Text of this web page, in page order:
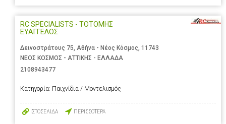
RC SPECIALISTS - ΤΟΤΟΜΗΣ
ΕΥΑΓΓΕΛΟΣ
Δεινοστράτους 75, Αθήνα - Νέος Κόσμος, 11743
ΝΕΟΣ ΚΟΣΜΟΣ - ΑΤΤΙΚΗΣ - ΕΛΛΑΔΑ
2108943477
Κατηγορία: Παιχνίδια / Μοντελισμός
ΙΣΤΟΣΕΛΙΔΑ ΠΕΡΙΣΣΟΤΕΡΑ